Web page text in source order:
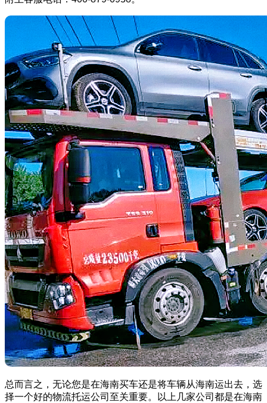
总而言之，无论您是在海南买车还是将车辆从海南运出去，选
择一个好的物流托运公司至关重要。以上几家公司都是在海南